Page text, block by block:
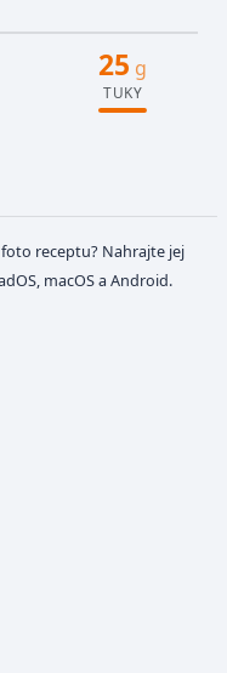
25 g
TUKY
receptu? Nahrajte jej
macOS a Android.